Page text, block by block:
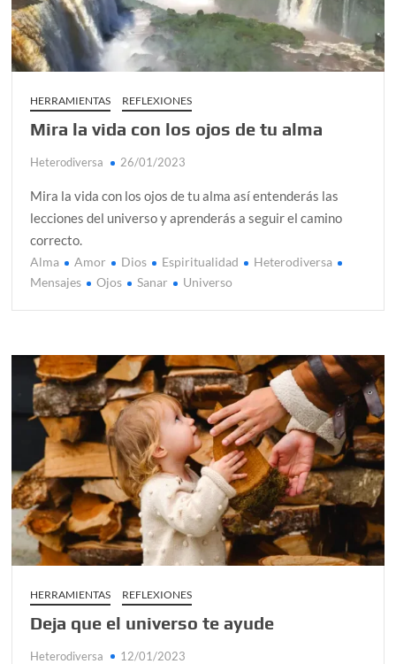
HERRAMIENTAS REFLEXIONES
Mira la vida con los ojos de tu alma
Heterodiversa 26/01/2023
Mira la vida con los ojos de tu alma así entenderás las
lecciones del universo y aprenderás a seguir el camino
correcto.
Alma Amor Dios Espiritualidad
Heterodiversa
Mensajes
Ojos Sanar Universo
HERRAMIENTAS REFLEXIONES
Deja que el universo te ayude
Heterodiversa 12/01/2023